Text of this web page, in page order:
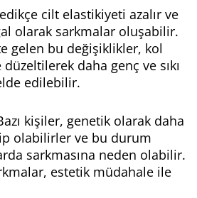
cilt elastikiyeti azalır ve
olarak sarkmalar oluşabilir.
gelen bu değişiklikler, kol
daha genç ve sıkı
edilebilir.
kişiler, genetik olarak daha
olabilirler ve bu durum
sarkmasına neden olabilir.
estetik müdahale ile